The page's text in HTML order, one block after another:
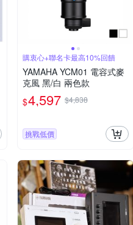
購衷心+聯名卡最高10%回饋
YAMAHA YCM01 電容式麥
克風 黑/白 兩色款
$4,597 $4,838
挑戰低價